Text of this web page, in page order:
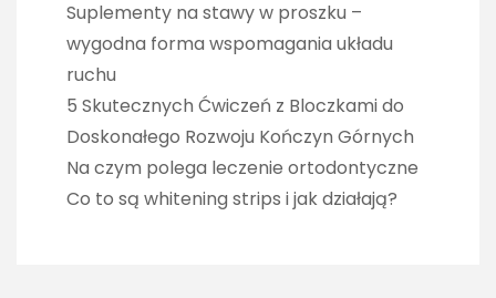
Suplementy na stawy w proszku –
wygodna forma wspomagania układu
ruchu
5 Skutecznych Ćwiczeń z Bloczkami do
Doskonałego Rozwoju Kończyn Górnych
Na czym polega leczenie ortodontyczne
Co to są whitening strips i jak działają?